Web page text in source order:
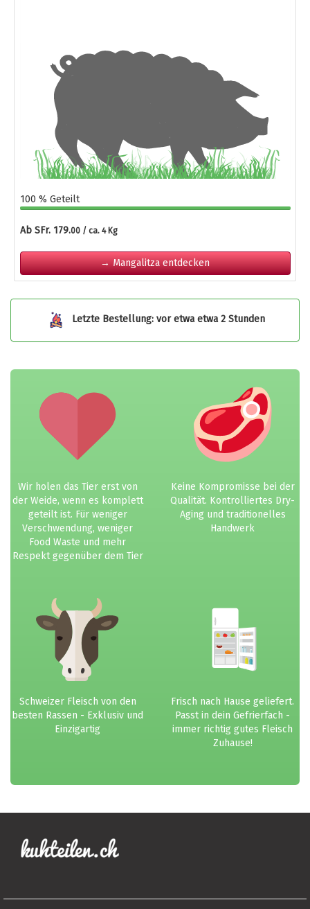
100 % Geteilt
Ab SFr. 179.00 / ca. 4 Kg
→ Mangalitza entdecken
Letzte Bestellung: vor etwa etwa 2 Stunden
Wir holen das Tier erst von
der Weide, wenn es komplett
geteilt ist. Für weniger
Verschwendung, weniger
Food Waste und mehr
Respekt gegenüber dem Tier
Keine Kompromisse bei der
Qualität. Kontrolliertes Dry-
Aging und traditionelles
Handwerk
Schweizer Fleisch von den
besten Rassen - Exklusiv und
Einzigartig
Frisch nach Hause geliefert.
Passt in dein Gefrierfach -
immer richtig gutes Fleisch
Zuhause!